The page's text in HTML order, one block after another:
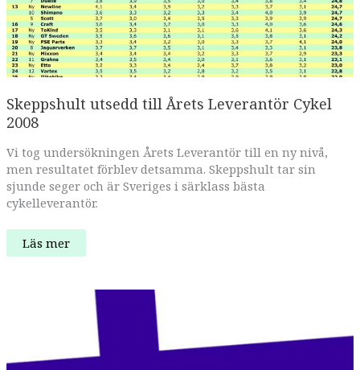
Skeppshult utsedd till Årets Leverantör Cykel
2008
Vi tog undersökningen Årets Leverantör till en ny nivå,
men resultatet förblev detsamma. Skeppshult tar sin
sjunde seger och är Sveriges i särklass bästa
cykelleverantör.
Skeppshult
utsedd
Läs mer